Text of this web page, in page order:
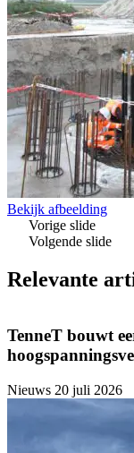
Bekijk afbeelding
Vorige slide
Volgende slide
Relevante
TenneT bouwt
Nieuws 20 juli 2026